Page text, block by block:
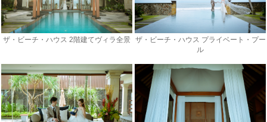
ザ・ビーチ・ハウス 2階建てヴィラ全景 ザ・ビーチ・ハウス プライベート・プー
ル